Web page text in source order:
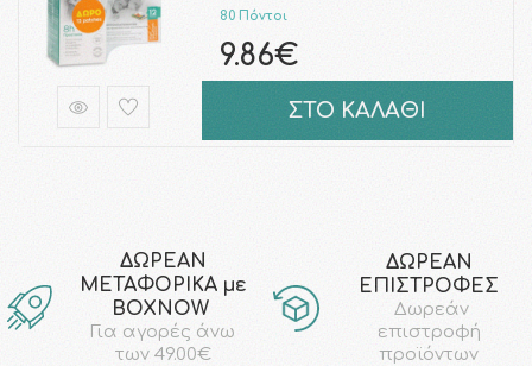
80 Πόντοι
9.86€
ΣΤΟ ΚΑΛΑΘΙ
ΔΩΡΕΑΝ
ΜΕΤΑΦΟΡΙΚΑ με
ΒΟΧΝΟW
Για αγορές άνω
των 49.00€
ΔΩΡΕΑΝ
ΕΠΙΣΤΡΟΦΕΣ
Δωρεάν
επιστροφή
προϊόντων